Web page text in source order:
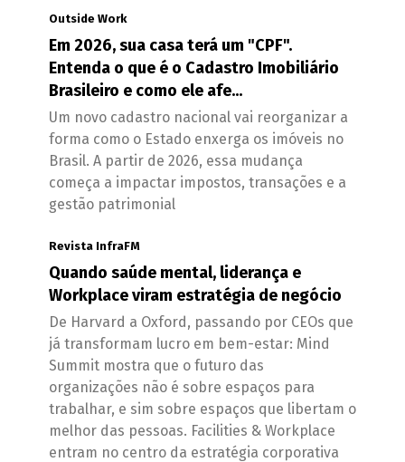
Outside Work
Em 2026, sua casa terá um "CPF".
Entenda o que é o Cadastro Imobiliário
Brasileiro e como ele afe...
Um novo cadastro nacional vai reorganizar a
forma como o Estado enxerga os imóveis no
Brasil. A partir de 2026, essa mudança
começa a impactar impostos, transações e a
gestão patrimonial
Revista InfraFM
Quando saúde mental, liderança e
Workplace viram estratégia de negócio
De Harvard a Oxford, passando por CEOs que
já transformam lucro em bem-estar: Mind
Summit mostra que o futuro das
organizações não é sobre espaços para
trabalhar, e sim sobre espaços que libertam o
melhor das pessoas. Facilities & Workplace
entram no centro da estratégia corporativa